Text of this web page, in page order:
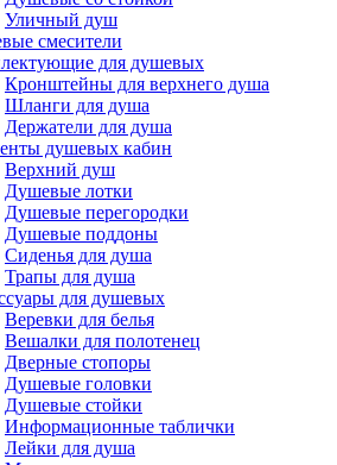
Уличный душ
смесители
для душевых
Кронштейны для верхнего душа
Шланги для душа
Держатели для душа
душевых кабин
Верхний душ
Душевые лотки
Душевые перегородки
Душевые поддоны
Сиденья для душа
Трапы для душа
для душевых
Веревки для белья
Вешалки для полотенец
Дверные стопоры
Душевые головки
Душевые стойки
Информационные таблички
Лейки для душа